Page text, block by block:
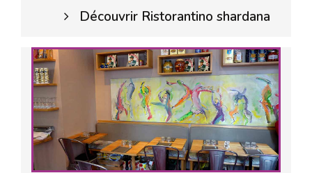
Découvrir Ristorantino shardana